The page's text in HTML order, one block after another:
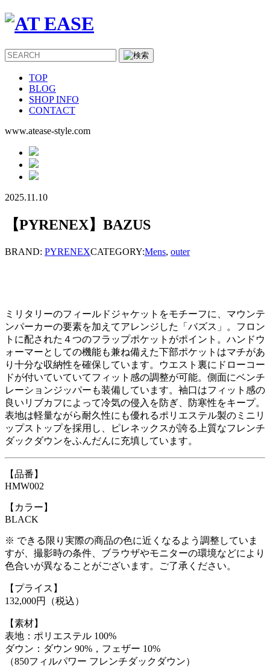
TOP
BLOG
SHOP INFO
CONTACT
www.atease-style.com
2025.11.10
【PYRENEX】BAZUS
BRAND: PYRENEXCATEGORY:Mens, outer
ミリタリーのフィールドジャケットをモチーフに、マウンテ
ンパーカーの要素を加えてアレンジした「バズス」。フロン
トに配された４つのフラップポケットがポイント。ハンドウ
ォーマーとしての機能も兼ね備えた下部ポケットはマチがあ
り十分な収納性を確保しています。ウエスト裏にドローコー
ドが付いていていてフィット感の調整が可能。側面にベンチ
レーションジッパーも装備しています。袖口はフィット感の
良いリブカフによって冷気の侵入を防ぎ、防寒性をキープ。
表地は軽量ながら耐久性にも優れるポリエステル製のミニリ
ップストップを採用し、ピレネックスが誇る上質なフレンチ
ダックダウンをふんだんに充填しています。
【品番】
HMW002
【カラー】
BLACK
※ できる限り実際の商品の色に近くなるよう調整していま
すが、撮影時の条件、ブラウザやモニターの環境などにより
色合いが異なることがございます。ご了承ください。
【プライス】
132,000円（税込）
【素材】
表地：ポリエステル 100%
ダウン：ダウン 90%，フェザー 10%
（850フィルパワー フレンチダックダウン）